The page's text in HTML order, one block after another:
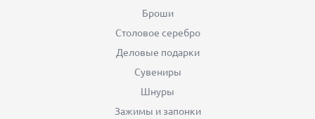
Броши
Столовое серебро
Деловые подарки
Сувениры
Шнуры
Зажимы и запонки